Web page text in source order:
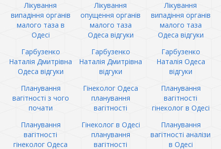
Лікування
випадіння органів
малого таза в
Одесі
Лікування
опущення органів
малого таза
Одеса відгуки
Лікування
випадіння органів
малого таза
Одеса відгуки
Гарбузенко
Наталія Дмитрівна
Одеса відгуки
Гарбузенко
Наталія Дмитрівна
відгуки
Гарбузенко
Наталія Одеса
відгуки
Планування
вагітності з чого
почати
Гінеколог Одеса
планування
вагітності
Планування
вагітності
гінеколог в Одесі
Планування
вагітності
гінеколог Одеса
Гінеколог в Одесі
планування
вагітності
Планування
вагітності аналізи
в Одесі